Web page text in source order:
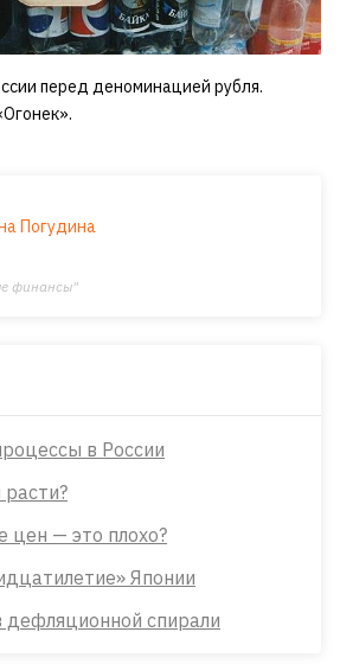
перед деноминацией рубля.
Погудина
финансы"
в России
цен — это плохо?
Японии
спирали